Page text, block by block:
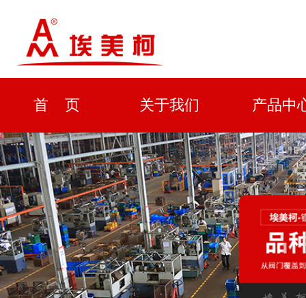
首 页 关于我们 产品中
资质证书 新闻中心 解决方
企业形象